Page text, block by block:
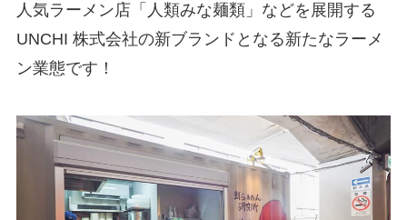
人気ラーメン店「人類みな麺類」などを展開する
UNCHI 株式会社の新ブランドとなる新たなラーメ
ン業態です！